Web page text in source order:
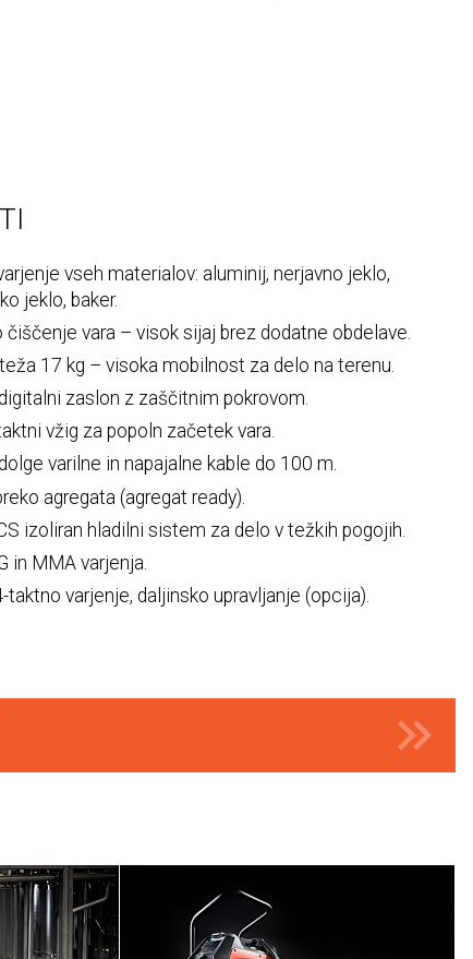
vseh materialov: aluminij, nerjavno jeklo,
jeklo, baker.
vara – visok sijaj brez dodatne obdelave.
17 kg – visoka mobilnost za delo na terenu.
zaslon z zaščitnim pokrovom.
vžig za popoln začetek vara.
varilne in napajalne kable do 100 m.
agregata (agregat ready).
izoliran hladilni sistem za delo v težkih pogojih.
in MMA varjenja.
taktno varjenje, daljinsko upravljanje (opcija).